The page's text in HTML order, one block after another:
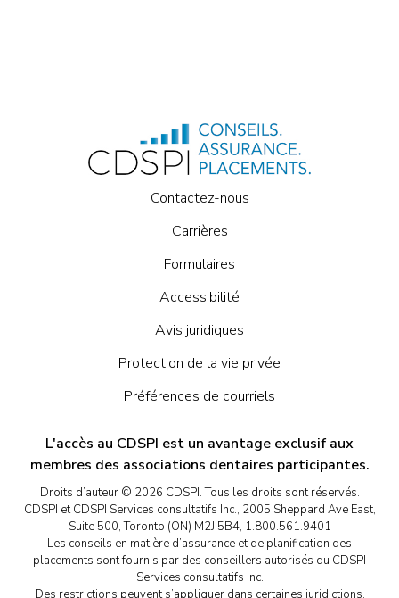
Contactez-nous
Carrières
Formulaires
Accessibilité
Avis juridiques
Protection de la vie privée
Préférences de courriels
L'accès au CDSPI est un avantage exclusif aux
membres des associations dentaires participantes.
Droits d’auteur © 2026 CDSPI. Tous les droits sont réservés.
CDSPI et CDSPI Services consultatifs Inc., 2005 Sheppard Ave East,
Suite 500, Toronto (ON) M2J 5B4, 1.800.561.9401
Les conseils en matière d’assurance et de planification des
placements sont fournis par des conseillers autorisés du CDSPI
Services consultatifs Inc.
Des restrictions peuvent s’appliquer dans certaines juridictions.